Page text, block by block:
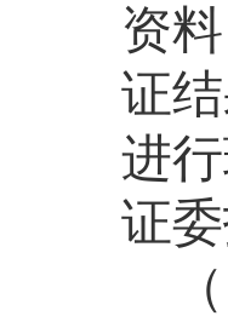
资
证
进
证